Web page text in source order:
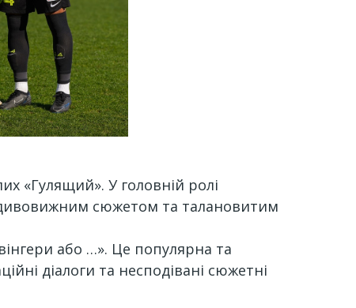
«Гулящий». У головній ролі
дивовижним сюжетом та талановитим
або …». Це популярна та
діалоги та несподівані сюжетні